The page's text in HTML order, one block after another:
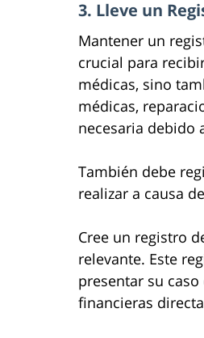
3. Lleve un
Mantener un
crucial para
médicas, sino
médicas,
necesaria debido
También debe
realizar a causa
Cree un registro
relevante. Este
presentar su
financieras